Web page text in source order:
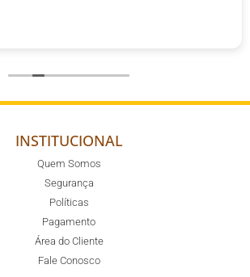
INSTITUCIONAL
Quem Somos
Segurança
Políticas
Pagamento
Área do Cliente
Fale Conosco